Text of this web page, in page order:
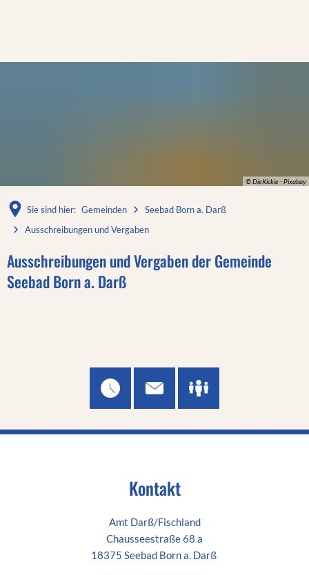
© DieKickie · Pixabay
Sie sind hier: Gemeinden
Seebad Born a. Darß
Ausschreibungen und Vergaben
Ausschreibungen
und
Ausschreibungen und Vergaben der Gemeinde
Seebad Born a. Darß
Kontakt
Amt Darß/Fischland
Chausseestraße 68 a
18375 Seebad Born a. Darß